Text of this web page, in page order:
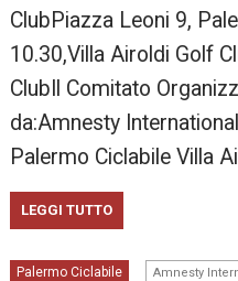
ClubPiazza Leoni 9,
10.30,Villa Airoldi Golf
ClubIl Comitato
da:Amnesty
Palermo Ciclabile Villa
LEGGI TUTTO
Palermo Ciclabile Amnesty